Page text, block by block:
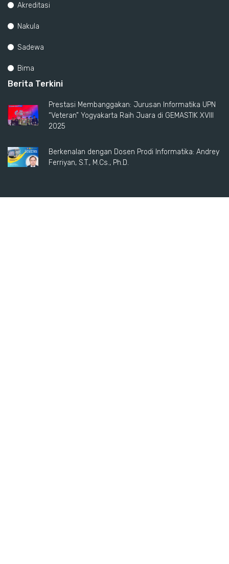
Akreditasi
Nakula
Sadewa
Bima
Berita Terkini
Prestasi Membanggakan: Jurusan Informatika UPN
“Veteran” Yogyakarta Raih Juara di GEMASTIK XVIII
2025
Berkenalan dengan Dosen Prodi Informatika: Andrey
Ferriyan, S.T., M.Cs., Ph.D.